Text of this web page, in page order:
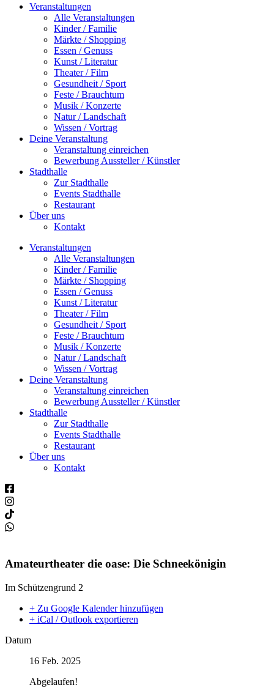
Veranstaltungen
Alle Veranstaltungen
Kinder / Familie
Märkte / Shopping
Essen / Genuss
Kunst / Literatur
Theater / Film
Gesundheit / Sport
Feste / Brauchtum
Musik / Konzerte
Natur / Landschaft
Wissen / Vortrag
Deine Veranstaltung
Veranstaltung einreichen
Bewerbung Aussteller / Künstler
Stadthalle
Zur Stadthalle
Events Stadthalle
Restaurant
Über uns
Kontakt
Veranstaltungen
Alle Veranstaltungen
Kinder / Familie
Märkte / Shopping
Essen / Genuss
Kunst / Literatur
Theater / Film
Gesundheit / Sport
Feste / Brauchtum
Musik / Konzerte
Natur / Landschaft
Wissen / Vortrag
Deine Veranstaltung
Veranstaltung einreichen
Bewerbung Aussteller / Künstler
Stadthalle
Zur Stadthalle
Events Stadthalle
Restaurant
Über uns
Kontakt
Amateurtheater die oase: Die Schneekönigin
Im Schützengrund 2
+ Zu Google Kalender hinzufügen
+ iCal / Outlook exportieren
Datum
16 Feb. 2025
Abgelaufen!